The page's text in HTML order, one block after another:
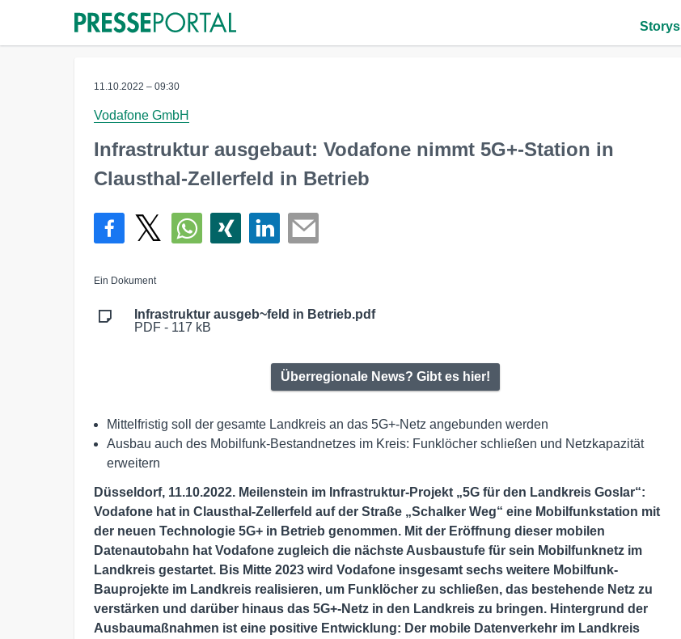
Storys
11.10.2022 – 09:30
Vodafone GmbH
Infrastruktur ausgebaut: Vodafone nimmt 5G+-Station in
Clausthal-Zellerfeld in Betrieb
Ein Dokument
Infrastruktur ausgeb~feld in Betrieb.pdf
PDF - 117 kB
Überregionale News? Gibt es hier!
Mittelfristig soll der gesamte Landkreis an das 5G+-Netz angebunden werden
Ausbau auch des Mobilfunk-Bestandnetzes im Kreis: Funklöcher schließen und Netzkapazität
erweitern
Düsseldorf, 11.10.2022. Meilenstein im Infrastruktur-Projekt „5G für den Landkreis Goslar“:
Vodafone hat in Clausthal-Zellerfeld auf der Straße „Schalker Weg“ eine Mobilfunkstation mit
der neuen Technologie 5G+ in Betrieb genommen. Mit der Eröffnung dieser mobilen
Datenautobahn hat Vodafone zugleich die nächste Ausbaustufe für sein Mobilfunknetz im
Landkreis gestartet. Bis Mitte 2023 wird Vodafone insgesamt sechs weitere Mobilfunk-
Bauprojekte im Landkreis realisieren, um Funklöcher zu schließen, das bestehende Netz zu
verstärken und darüber hinaus das 5G+-Netz in den Landkreis zu bringen. Hintergrund der
Ausbaumaßnahmen ist eine positive Entwicklung: Der mobile Datenverkehr im Landkreis